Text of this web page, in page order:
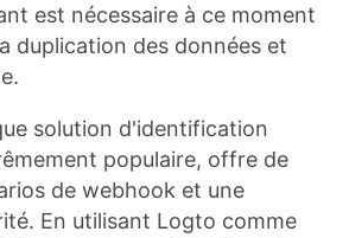
est nécessaire à ce moment
duplication des données et
solution d'identification
populaire, offre de
de webhook et une
En utilisant Logto comme